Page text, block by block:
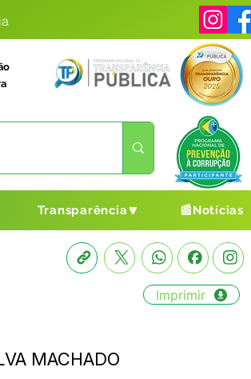
Transparência🔽 📰Notícias
Imprimir
MACHADO